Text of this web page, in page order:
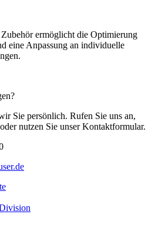
Zubehör ermöglicht die Optimierung
eine Anpassung an individuelle
Sie persönlich. Rufen Sie uns an,
nutzen Sie unser Kontaktformular.